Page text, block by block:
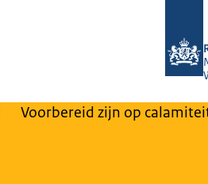
Voorbereid zijn op